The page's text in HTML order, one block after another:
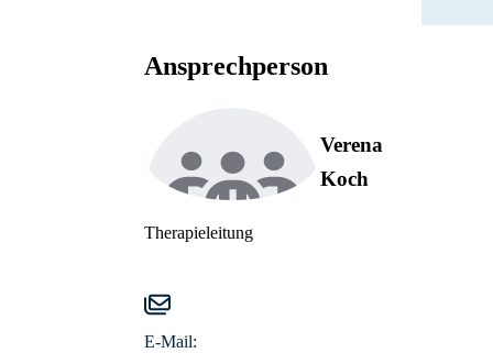
Ansprechperson
Verena
Koch
Therapieleitung
E-Mail: